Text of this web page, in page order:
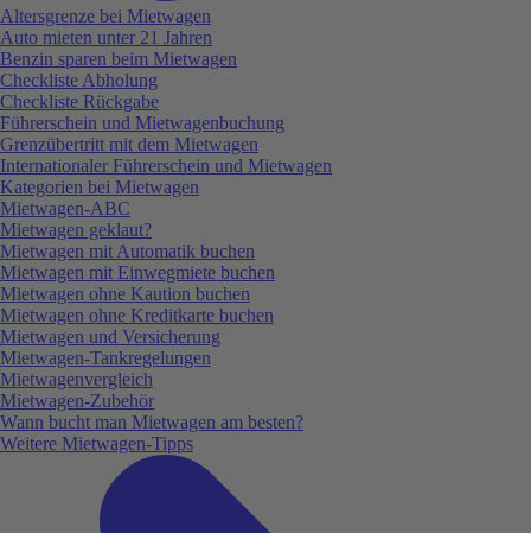
Altersgrenze bei Mietwagen
Auto mieten unter 21 Jahren
Benzin sparen beim Mietwagen
Checkliste Abholung
Checkliste Rückgabe
Führerschein und Mietwagenbuchung
Grenzübertritt mit dem Mietwagen
Internationaler Führerschein und Mietwagen
Kategorien bei Mietwagen
Mietwagen-ABC
Mietwagen geklaut?
Mietwagen mit Automatik buchen
Mietwagen mit Einwegmiete buchen
Mietwagen ohne Kaution buchen
Mietwagen ohne Kreditkarte buchen
Mietwagen und Versicherung
Mietwagen-Tankregelungen
Mietwagenvergleich
Mietwagen-Zubehör
Wann bucht man Mietwagen am besten?
Weitere Mietwagen-Tipps